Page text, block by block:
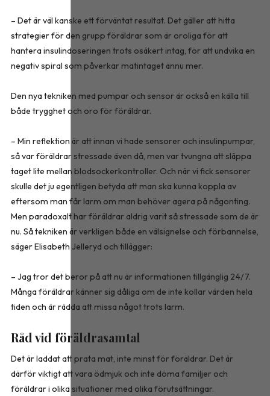
– Det är väl kanske ett förväntat resultat. Det gäller att hitta
strategier för den grupp föräldrar som är oroliga för att
hantera insulindoseringen trots osäkert intag, för att undvika en
negativ spiral som påverkar matintaget ännu mer.
Den nya tekniken med pumpar och sensor är också en källa till
både trygghet och oro för föräldrar.
– Min reflektion är att innan vi hade sensorer och insulinpumpar,
så var föräldrar stressade även då, men var tvungna att släppa
taget lite mellan blodsockerkontroller. Och när vi fick sensorer
skulle det ju egentligen betyda att man ska kunna koppla av
eftersom man får larm om man behöver agera på någonting.
Men paradoxalt har föräldrar aldrig varit så stressade som de är
nu. Så tekniken är verkligen både en välsignelse och förbannelse,
säger Elisabeth Jelleryd och tillägger:
– Jag tror det beror på att nu är informationen tillgänglig 24/7.
Många föräldrar känner sig dåliga om de inte kollar värden hela
tiden och är rädda att missa något trots larm.
Råd vid föräldrasamtal
Det är laddat att prata mat, inte minst för föräldrar. Det är
därför viktigt att vara ödmjuk och inte döma familjer och
föräldrar i olika situationer med olika förutsät­tningar.